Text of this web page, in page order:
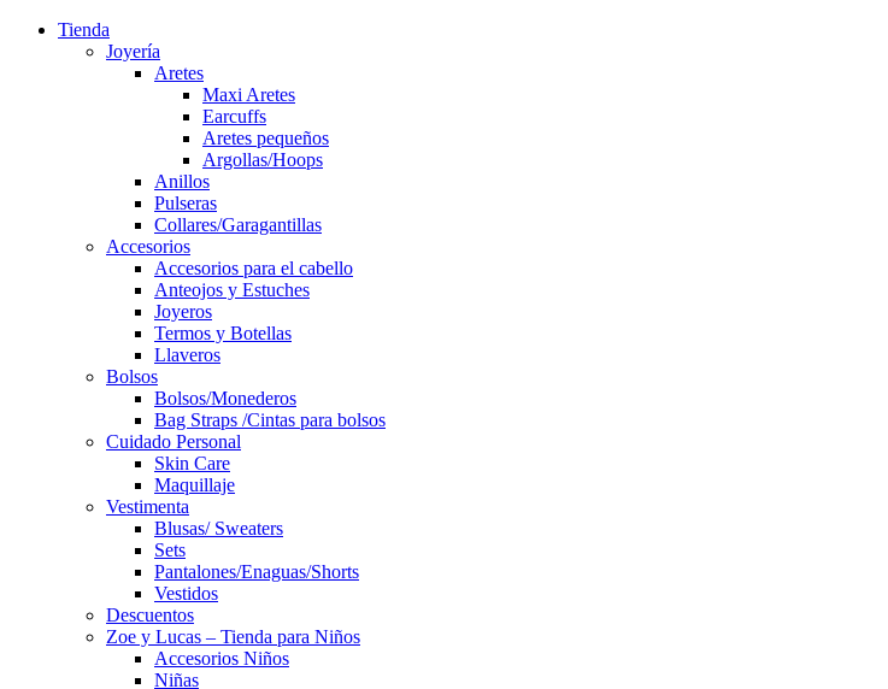
Tienda
Joyería
Aretes
Maxi Aretes
Earcuffs
Aretes pequeños
Argollas/Hoops
Anillos
Pulseras
Collares/Garagantillas
Accesorios
Accesorios para el cabello
Anteojos y Estuches
Joyeros
Termos y Botellas
Llaveros
Bolsos
Bolsos/Monederos
Bag Straps /Cintas para bolsos
Cuidado Personal
Skin Care
Maquillaje
Vestimenta
Blusas/ Sweaters
Sets
Pantalones/Enaguas/Shorts
Vestidos
Descuentos
Zoe y Lucas – Tienda para Niños
Accesorios Niños
Niñas